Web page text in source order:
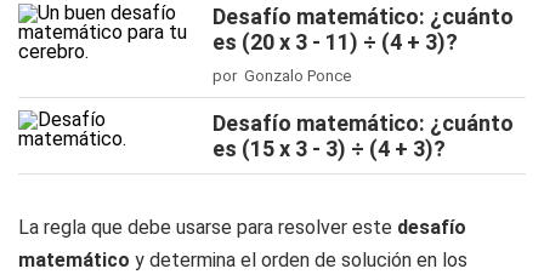
Desafío matemático: ¿cuánto
es (20 x 3 - 11) ÷ (4 + 3)?
por Gonzalo Ponce
Desafío matemático: ¿cuánto
es (15 x 3 - 3) ÷ (4 + 3)?
La regla que debe usarse para resolver este desafío
matemático y determina el orden de solución en los